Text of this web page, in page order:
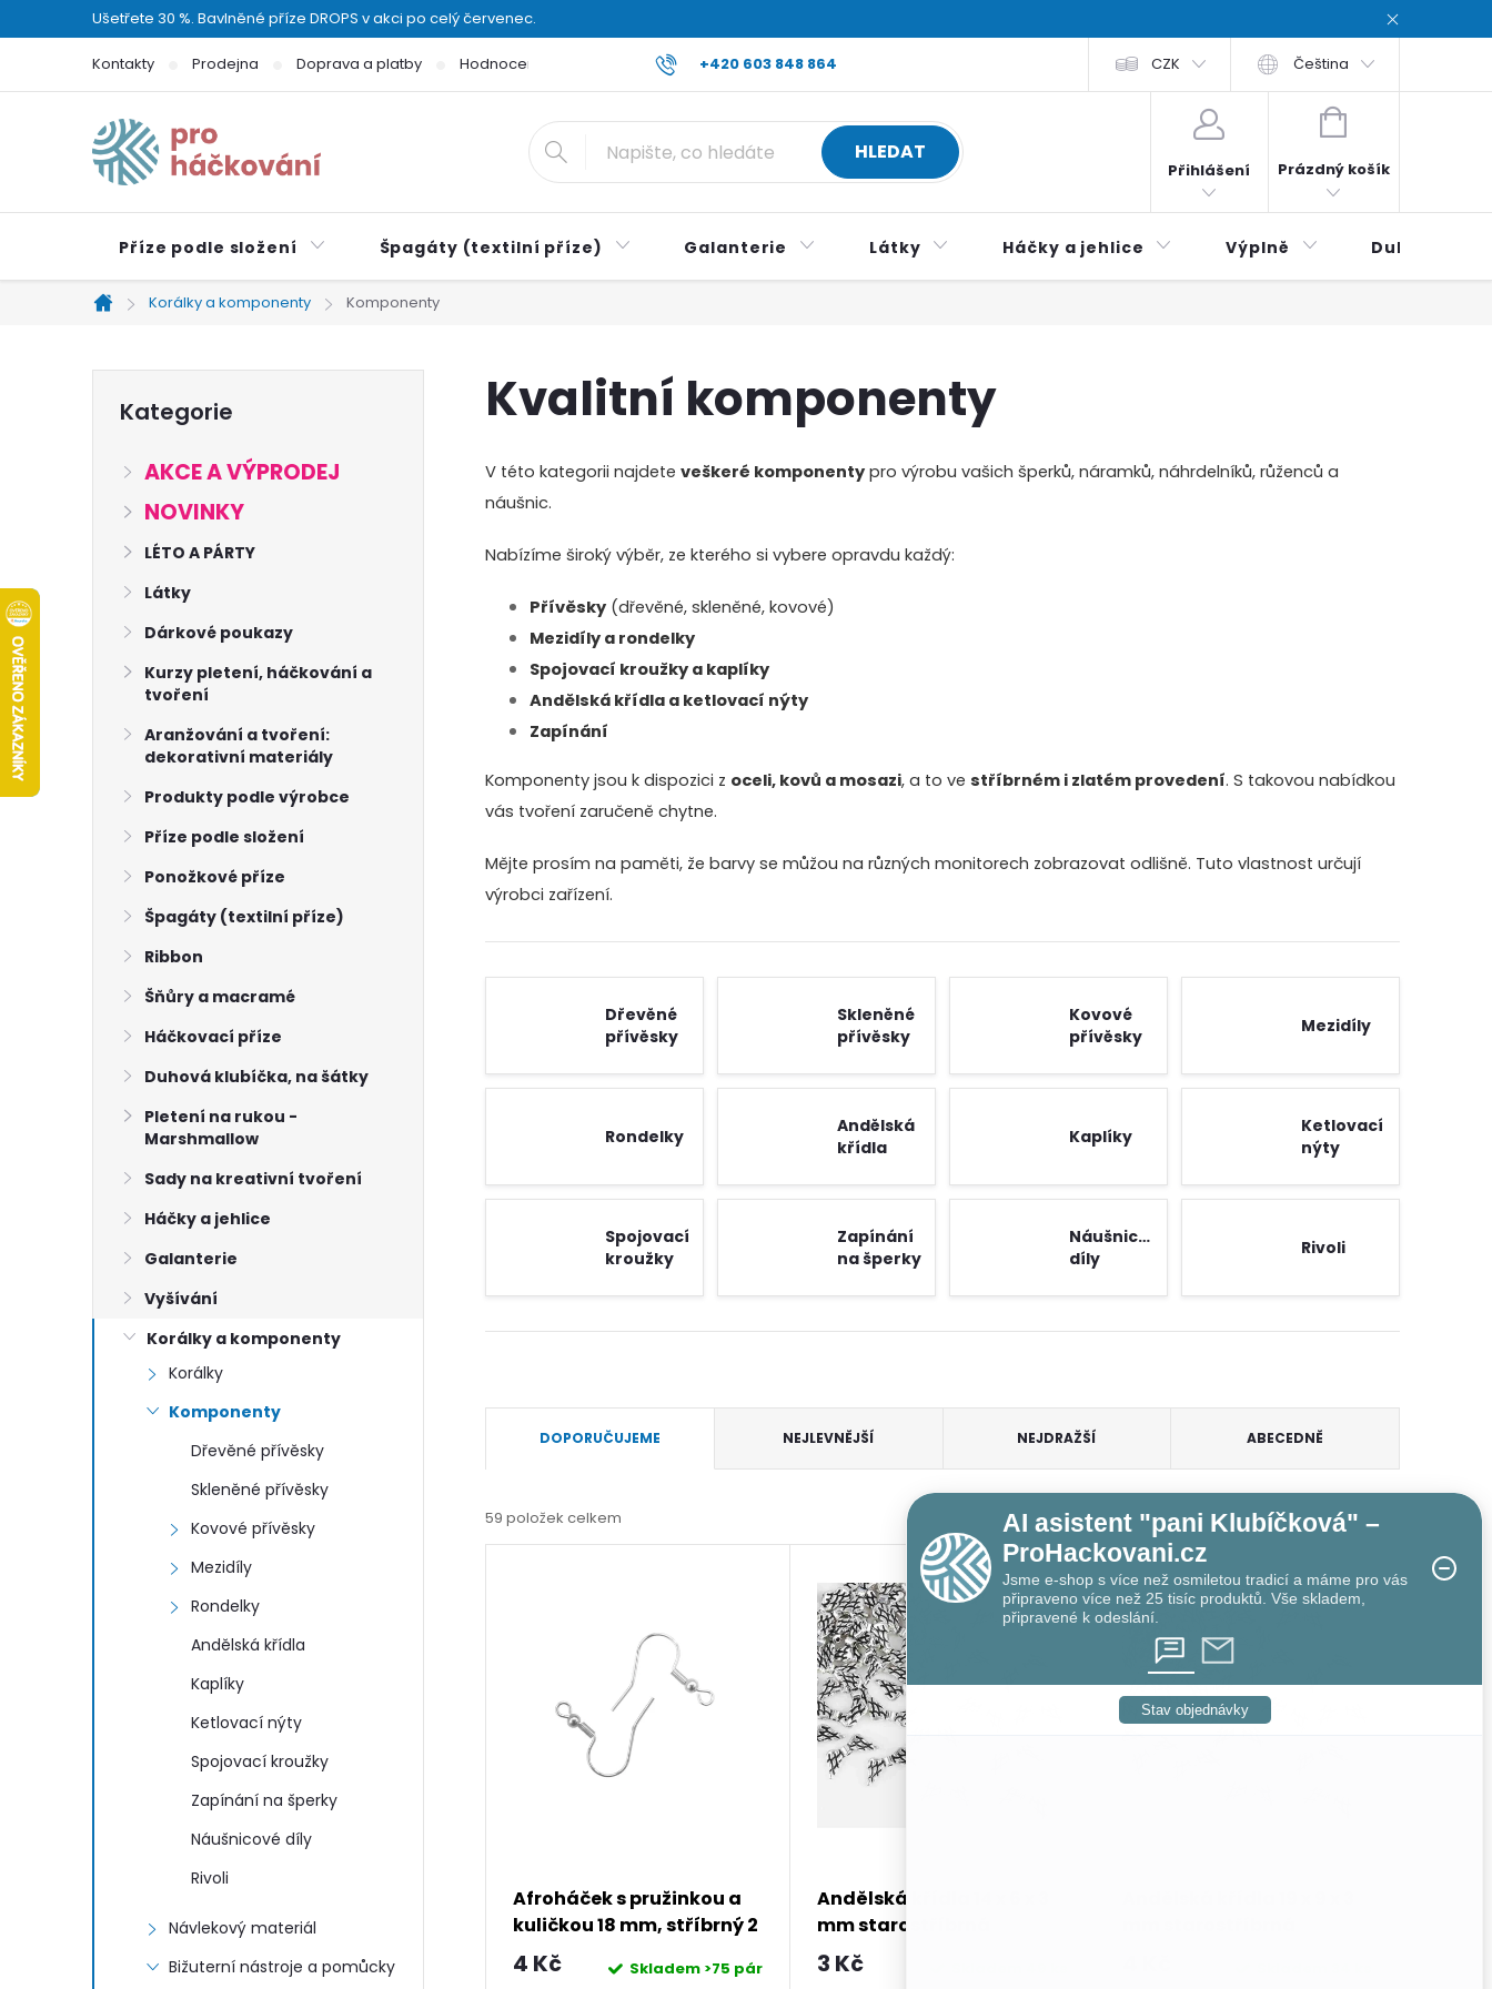
na
Ušetřete 30 %. Bavlněné příze DROPS v akci po celý červenec.
+420 603 848 864
Kontakty Prodejna Doprava a platby Hodnocení obchodu Reklamace a vrácení zboží Všeobecné obchodní podmínky Zásady ochrana osobních údajů / Privacy
CZK Čeština
HLEDAT
Přihlášení
NÁKUPNÍ
Prázdný košík
Příze podle složení Špagáty (textilní příze) Galanterie Látky Háčky a jehlice Výplně Duhová
Domů
Korálky a komponenty Komponenty
kategorie
Kategorie
AKCE A VÝPRODEJ
NOVINKY
LÉTO A PÁRTY
Látky
Dárkové poukazy
Kurzy pletení, háčkování a
tvoření
Aranžování a tvoření:
dekorativní materiály
Produkty podle výrobce
Příze podle složení
Ponožkové příze
Špagáty (textilní příze)
Ribbon
Šňůry a macramé
Háčkovací příze
Duhová klubíčka, na šátky
Pletení na rukou -
Marshmallow
Sady na kreativní tvoření
Háčky a jehlice
Galanterie
Vyšívání
Korálky a komponenty
Korálky
Komponenty
Dřevěné přívěsky
Skleněné přívěsky
Kovové přívěsky
Mezidíly
Rondelky
Andělská křídla
Kaplíky
Ketlovací nýty
Spojovací kroužky
Zapínání na šperky
Náušnicové díly
Rivoli
Návlekový materiál
Bižuterní nástroje a pomůcky
Kvalitní komponenty
V této kategorii najdete veškeré komponenty pro výrobu vašich šperků, náramků, náhrdelníků, růženců a
náušnic.
Nabízíme široký výběr, ze kterého si vybere opravdu každý:
Přívěsky (dřevěné, skleněné, kovové)
Mezidíly a rondelky
Spojovací kroužky a kaplíky
Andělská křídla a ketlovací nýty
Zapínání
Komponenty jsou k dispozici z oceli, kovů a mosazi, a to ve stříbrném i zlatém provedení. S takovou nabídkou
vás tvoření zaručeně chytne.
Mějte prosím na paměti, že barvy se můžou na různých monitorech zobrazovat odlišně. Tuto vlastnost určují
výrobci zařízení.
Dřevěné
přívěsky
Skleněné
přívěsky
Kovové
přívěsky
Mezidíly
Rondelky
Andělská
křídla
Kaplíky
Ketlovací
nýty
Spojovací
kroužky
Zapínání
na šperky
Náušnicové
díly
Rivoli
a
z
DOPORUČUJEME NEJLEVNĚJŠÍ NEJDRAŽŠÍ ABECEDNĚ
59 položek celkem
Afroháček s pružinkou a
kuličkou 18 mm, stříbrný 2
ks
4 Kč Skladem >75 pár
Andělská křídla 14 x 6 x 3
mm starostříbrná
3 Kč
AI asistent "pani Klubíčková" –
ProHackovani.cz
Jsme e-shop s více než osmiletou tradicí a máme pro vás
připraveno více než 25 tisíc produktů. Vše skladem,
připravené k odeslání.
Stav objednávky